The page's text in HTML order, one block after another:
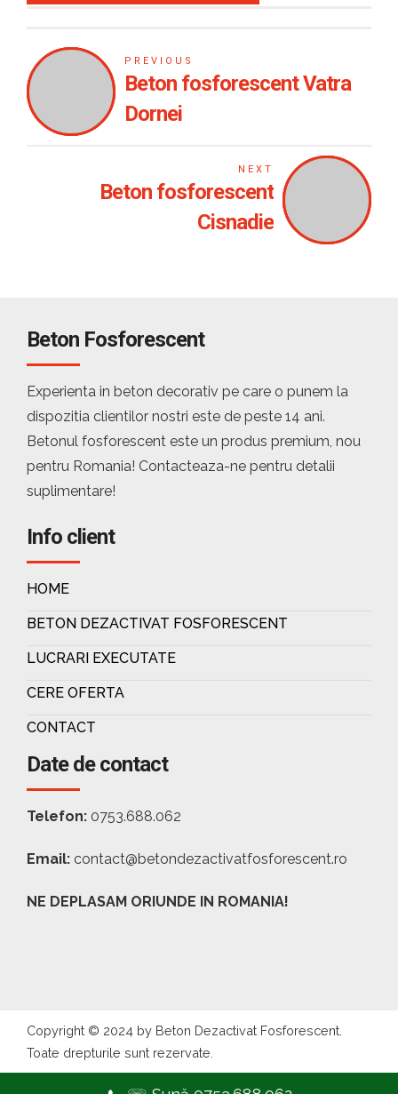
PREVIOUS
Beton fosforescent Vatra
Dornei
NEXT
Beton fosforescent
Cisnadie
Beton Fosforescent
Experienta in beton decorativ pe care o punem la
dispozitia clientilor nostri este de peste 14 ani.
Betonul fosforescent este un produs premium, nou
pentru Romania! Contacteaza-ne pentru detalii
suplimentare!
Info client
HOME
BETON DEZACTIVAT FOSFORESCENT
LUCRARI EXECUTATE
CERE OFERTA
CONTACT
Date de contact
Telefon: 0753.688.062
Email: contact@betondezactivatfosforescent.ro
NE DEPLASAM ORIUNDE IN ROMANIA!
Copyright © 2024 by Beton Dezactivat Fosforescent.
Toate drepturile sunt rezervate.